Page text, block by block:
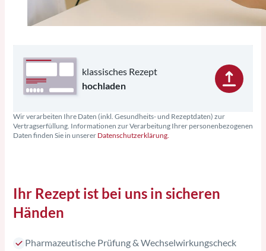
klassisches Rezept
hochladen
Wir verarbeiten Ihre Daten (inkl. Gesundheits- und Rezeptdaten) zur
Vertragserfüllung. Informationen zur Verarbeitung Ihrer personenbezogenen
Daten finden Sie in unserer Datenschutzerklärung.
Ihr Rezept ist bei uns in sicheren
Händen
Pharmazeutische Prüfung & Wechselwirkungscheck